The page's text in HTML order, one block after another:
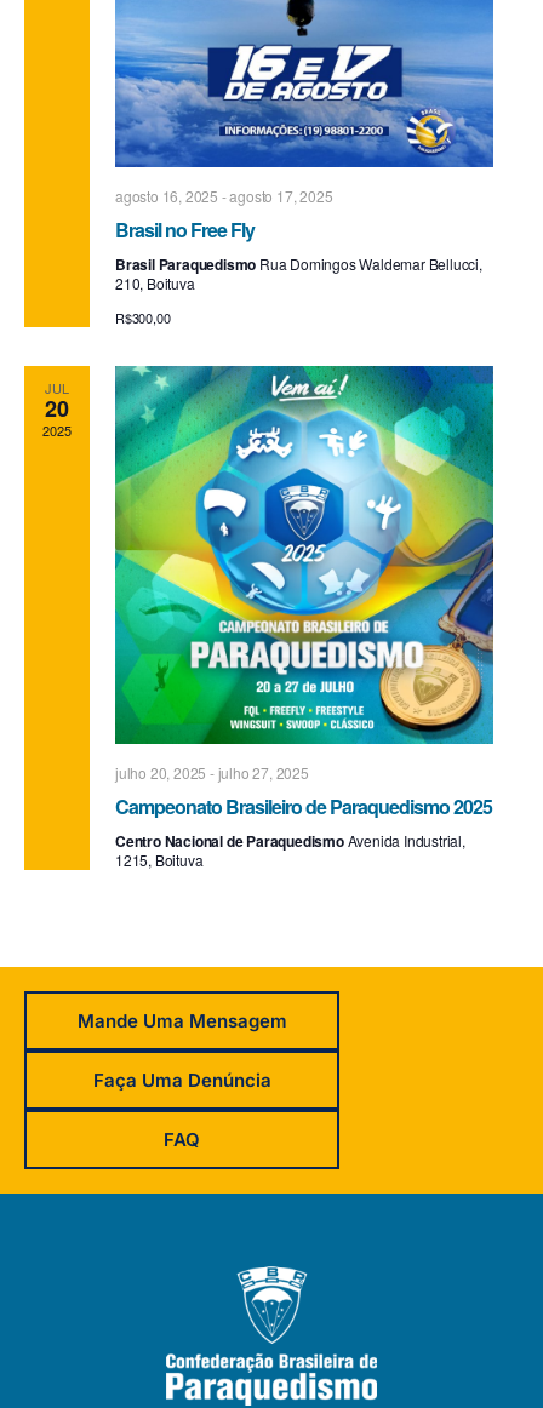
agosto 16, 2025 -agosto 17, 2025
Brasil no Free Fly
Brasil Paraquedismo Rua Domingos Waldemar Bellucci,
210, Boituva
R$300,00
JUL
20
2025
julho 20, 2025 -julho 27, 2025
Campeonato Brasileiro de Paraquedismo 2025
Centro Nacional de ParaquedismoAvenida Industrial,
1215, Boituva
Mande Uma Mensagem
Faça Uma Denúncia
FAQ